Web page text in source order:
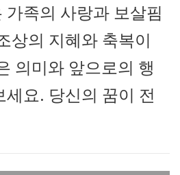
족의 사랑과 보살핌
상의 지혜와 축복이
의미와 앞으로의 행
요. 당신의 꿈이 전